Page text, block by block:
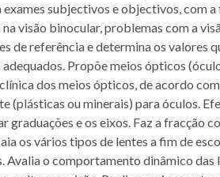
subjectivos e objectivos, com
visão binocular, problemas com a
de referência e determina os valores
Propõe meios ópticos
dos meios ópticos, de acordo
(plásticas ou minerais) para óculos.
graduações e os eixos. Faz a fracção
os vários tipos de lentes a fim de
o comportamento dinâmico